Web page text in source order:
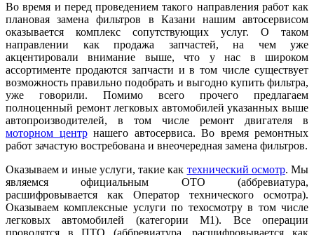
Во время и перед проведением такого направления работ как
плановая замена фильтров в Казани нашим автосервисом
оказывается комплекс сопутствующих услуг. О таком
направлении как продажа запчастей, на чем уже
акцентировали внимание выше, что у нас в широком
ассортименте продаются запчасти и в том числе существует
возможность правильно подобрать и выгодно купить фильтра,
уже говорили. Помимо всего прочего предлагаем
полноценный ремонт легковых автомобилей указанных выше
автопроизводителей, в том числе ремонт двигателя в
моторном центрнашего автосервиса. Во время ремонтных
работ зачастую востребована и внеочередная замена фильтров.
Оказываем и иные услуги, такие как технический осмотр. Мы
являемся официальным ОТО (аббревиатура,
расшифровывается как Оператор технического осмотра).
Оказываем комплексные услуги по техосмотру в том числе
легковых автомобилей (категории M1). Все операции